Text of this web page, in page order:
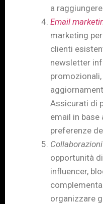
a
Email
marketing
clienti
newsletter
Assicurati di
email in base
preferenze
opportunità
influencer,
organizzare